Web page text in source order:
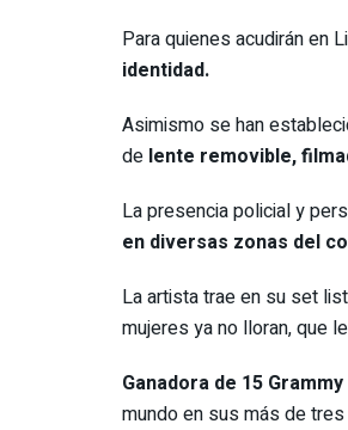
Para quienes acudirán en
identidad.
Asimismo se han
de lente removible,
La presencia policial y
en diversas zonas del
La artista trae en su set
mujeres ya no lloran, que
Ganadora de 15
mundo en sus más de